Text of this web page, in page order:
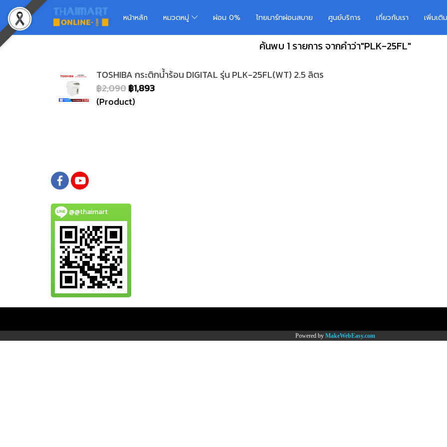
หน้าหลัก หมวดหมู่ ผ่อน 0% ไทยมาร์ทผ่อนสบาย ศูนย์บริการ เกี่ยวกับเรา เพิ่มเ
ค้นพบ 1 รายการ จากคำว่า"PLK-25FL"
TOSHIBA กระติกน้ำร้อน DIGITAL รุ่น PLK-25FL(WT) 2.5 ลิตร
฿2,090฿1,893
(Product)
@@thaimart
Powered by MakeWebEasy.com